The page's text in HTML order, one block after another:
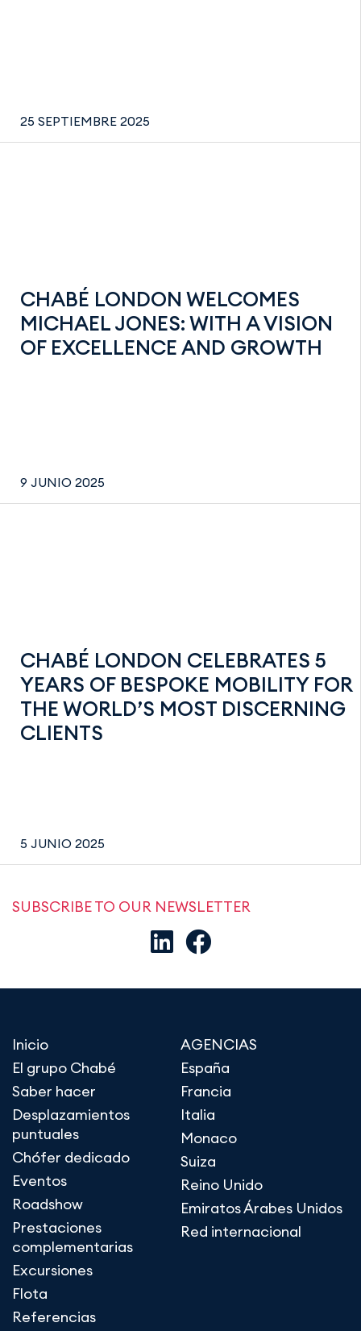
25 SEPTIEMBRE 2025
CHABÉ LONDON WELCOMES
MICHAEL JONES: WITH A VISION
OF EXCELLENCE AND GROWTH
9 JUNIO 2025
CHABÉ LONDON CELEBRATES 5
YEARS OF BESPOKE MOBILITY FOR
THE WORLD’S MOST DISCERNING
CLIENTS
5 JUNIO 2025
SUBSCRIBE TO OUR NEWSLETTER
Inicio
El grupo Chabé
Saber hacer
Desplazamientos
puntuales
Chófer dedicado
Eventos
Roadshow
Prestaciones
complementarias
Excursiones
Flota
Referencias
AGENCIAS
España
Francia
Italia
Monaco
Suiza
Reino Unido
Emiratos Árabes Unidos
Red internacional